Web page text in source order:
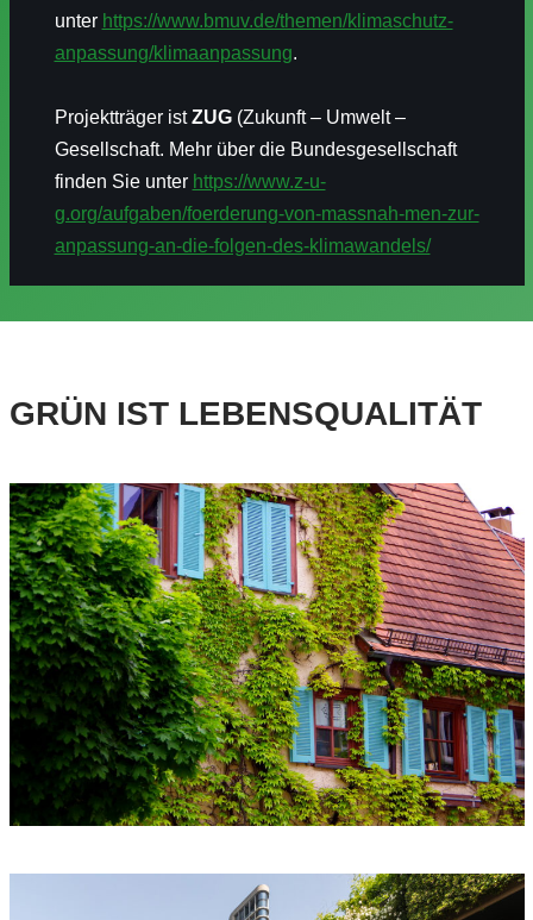
unter https://www.bmuv.de/themen/klimaschutz-
anpassung/klimaanpassung.
Projektträger istZUG(Zukunft – Umwelt –
Gesellschaft. Mehr über die Bundesgesellschaft
finden Sie unter https://www.z-u-
g.org/aufgaben/foerderung-von-massnah-men-zur-
anpassung-an-die-folgen-des-klimawandels/
GRÜN IST LEBENSQUALITÄT